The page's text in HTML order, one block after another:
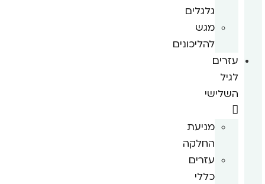
גלגלים
מגש
להליכונים
עזרים
לגיל
השלישי
מניעת
החלקה
עזרים
כללי